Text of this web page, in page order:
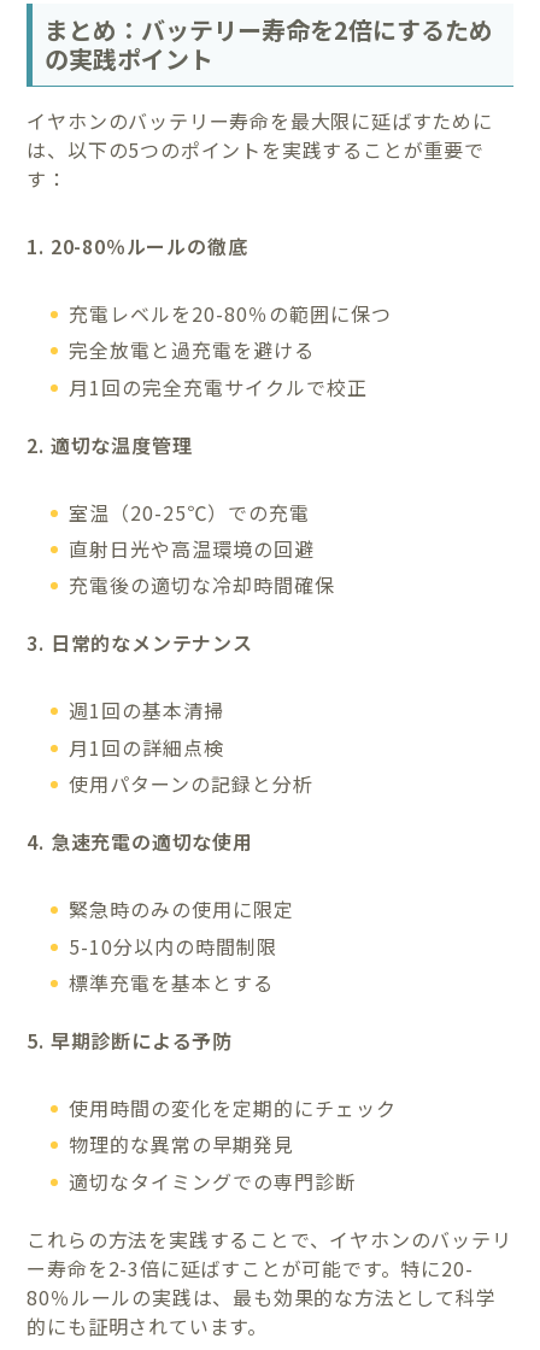
まとめ：バッテリー寿命を2倍にするため
の実践ポイント
イヤホンのバッテリー寿命を最大限に延ばすために
は、以下の5つのポイントを実践することが重要で
す：
1. 20-80％ルールの徹底
充電レベルを20-80％の範囲に保つ
完全放電と過充電を避ける
月1回の完全充電サイクルで校正
2. 適切な温度管理
室温（20-25℃）での充電
直射日光や高温環境の回避
充電後の適切な冷却時間確保
3. 日常的なメンテナンス
週1回の基本清掃
月1回の詳細点検
使用パターンの記録と分析
4. 急速充電の適切な使用
緊急時のみの使用に限定
5-10分以内の時間制限
標準充電を基本とする
5. 早期診断による予防
使用時間の変化を定期的にチェック
物理的な異常の早期発見
適切なタイミングでの専門診断
これらの方法を実践することで、イヤホンのバッテリ
ー寿命を2-3倍に延ばすことが可能です。特に20-
80％ルールの実践は、最も効果的な方法として科学
的にも証明されています。